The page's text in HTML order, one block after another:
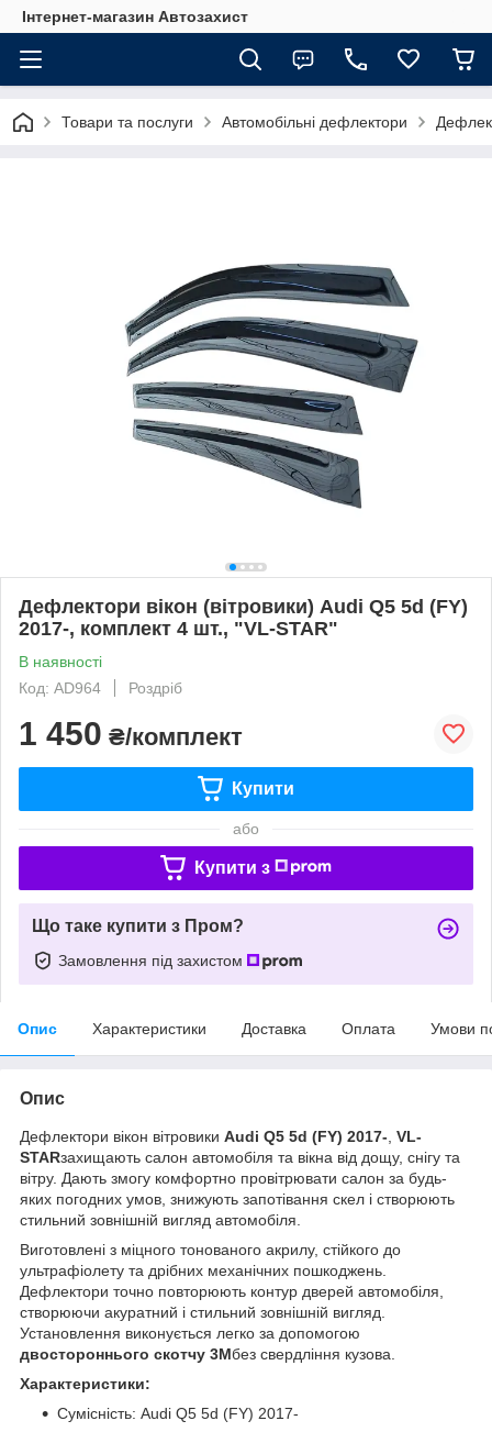
Інтернет-магазин Автозахист
Товари та послуги Автомобільні дефлектори
Дефлектори вікон (вітровики) Audi Q5 5d (FY)
2017-, комплект 4 шт., "VL-STAR"
В наявності
Код: AD964
Роздріб
1 450 ₴/комплект
Купити
або
Купити з
Що таке купити з Пром?
Замовлення під захистом
Опис Характеристики Доставка Оплата Умови
Опис
Дефлектори вікон вітровики Audi Q5 5d (FY) 2017- VL-
STARзахищають салон автомобіля та вікна від дощу, снігу та
вітру. Дають змогу комфортно провітрювати салон за будь-
яких погодних умов, знижують запотівання скел і створюють
стильний зовнішній вигляд автомобіля.
Виготовлені з міцного тонованого акрилу, стійкого до
ультрафіолету та дрібних механічних пошкоджень.
Дефлектори точно повторюють контур дверей автомобіля,
створюючи акуратний і стильний зовнішній вигляд.
Установлення виконується легко за допомогою
двостороннього скотчу 3Mбез свердління кузова.
Характеристики:
Сумісність: Audi Q5 5d (FY) 2017-